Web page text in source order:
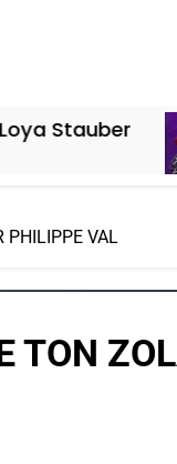
4
PHILIPPE VAL
TON